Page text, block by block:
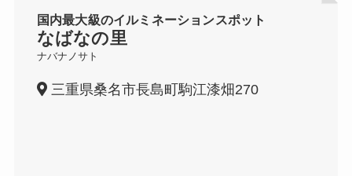
国内最大級のイルミネーションスポット
なばなの里
ナバナノサト
三重県桑名市長島町駒江漆畑270